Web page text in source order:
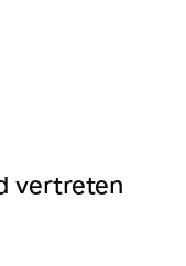
vertreten